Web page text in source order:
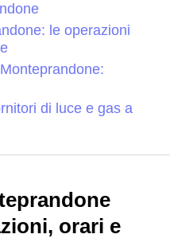
le operazioni
di luce e gas a
orari e